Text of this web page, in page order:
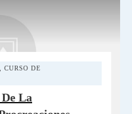
CURSO DE
La